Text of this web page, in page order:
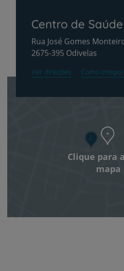
Centro de
Rua José Gomes
2675-395 Odivelas
Ver direções Como chegar
Clique para
mapa